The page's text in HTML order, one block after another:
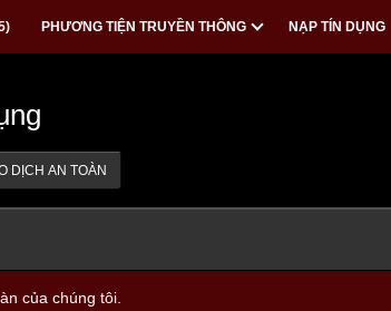
) PHƯƠNG TIỆN TRUYỀN THÔNG NẠP TÍN DỤNG
DỊCH AN TOÀN
của chúng tôi.